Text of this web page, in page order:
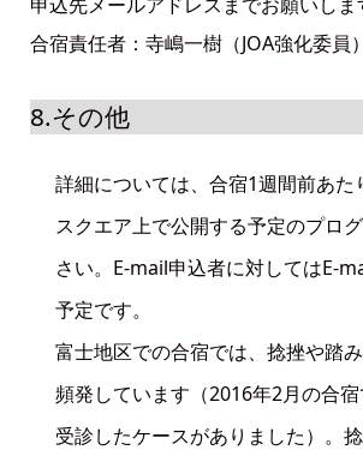
合宿責任者：寺嶋一樹（JOA強化委員）
8.その他
詳細については、合宿1週間前あた
スクエア上で公開する予定のプロ
さい。E-mail申込者に対してはE-
予定です。
富士地区での合宿では、捻挫や踏
頻発しています（2016年2月の合
受診したケースがありました）。